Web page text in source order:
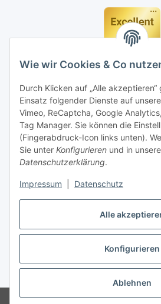
Alle
Konfigurieren
Ablehnen
Wie wir Cookies & Co
Durch Klicken auf „Alle
Einsatz folgender Dienste auf
Vimeo, ReCaptcha, Google
Tag Manager. Sie können die
(Fingerabdruck-Icon links unten).
Sie unter Konfigurieren und in
Datenschutzerklärung.
Impressum Datenschutz
* Alle Preise inkl. gesetzlicher MwSt., zzgl.